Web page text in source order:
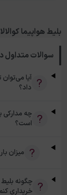
بلیط هواپیما
سوالات متداول
آیا می‌توان
داد؟
چه مدارکی
است؟
میزان
چگونه بلیط
خریداری